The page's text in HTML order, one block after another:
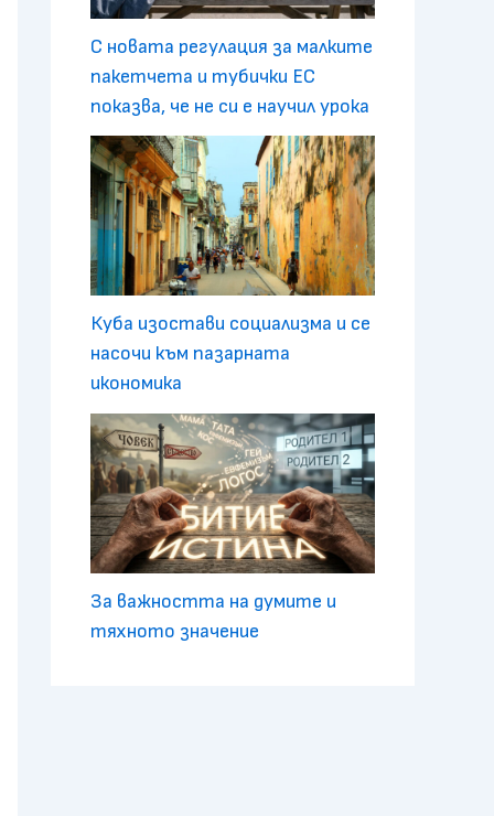
С новата регулация за малките
пакетчета и тубички ЕС
показва, че не си е научил урока
Куба изостави социализма и се
насочи към пазарната
икономика
За важността на думите и
тяхното значение